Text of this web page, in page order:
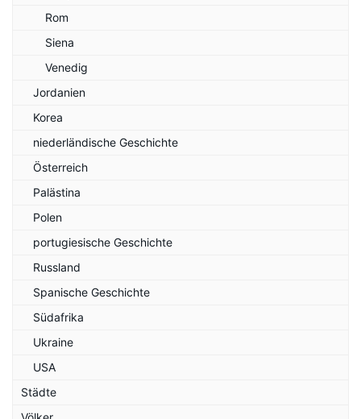
Rom
Siena
Venedig
Jordanien
Korea
niederländische Geschichte
Österreich
Palästina
Polen
portugiesische Geschichte
Russland
Spanische Geschichte
Südafrika
Ukraine
USA
Städte